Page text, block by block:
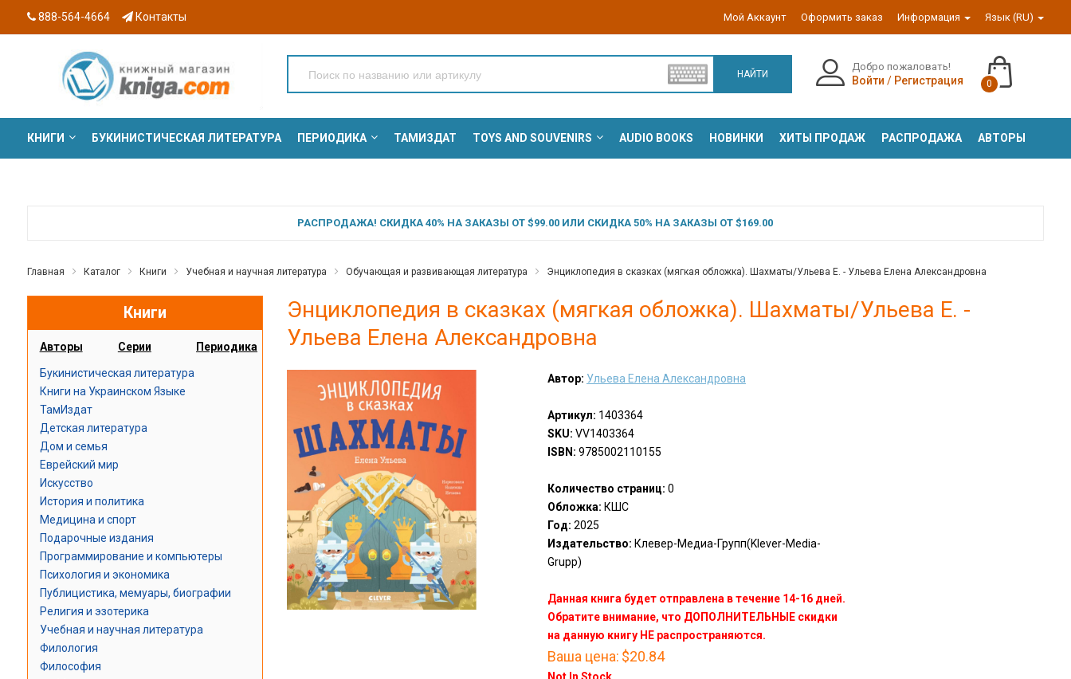
888-564-4664 Контакты Мой Аккаунт Оформить заказ Информация Язык (RU)
НАЙТИ
Добро пожаловать!
Войти / Регистрация 0
КНИГИ БУКИНИСТИЧЕСКАЯ ЛИТЕРАТУРА ПЕРИОДИКА ТАМИЗДАТ TOYS AND SOUVENIRS AUDIO BOOKS НОВИНКИ ХИТЫ ПРОДАЖ РАСПРОДАЖА АВТОРЫ
РАСПРОДАЖА! СКИДКА 40% НА ЗАКАЗЫ ОТ $99.00 ИЛИ СКИДКА 50% НА ЗАКАЗЫ ОТ $169.00
Главная Каталог Книги Учебная и научная литература Обучающая и развивающая литература Энциклопедия в сказках (мягкая обложка). Шахматы/Ульева Е. - Ульева Елена Александровна
Книги
Авторы Серии Периодика
Букинистическая литература
Книги на Украинском Языке
ТамИздат
Детская литература
Дом и семья
Еврейский мир
Искусство
История и политика
Медицина и спорт
Подарочные издания
Программирование и компьютеры
Психология и экономика
Публицистика, мемуары, биографии
Религия и эзотерика
Учебная и научная литература
Филология
Философия
Энциклопедия в сказках (мягкая обложка). Шахматы/Ульева Е. -
Ульева Елена Александровна
Автор: Ульева Елена Александровна
Артикул: 1403364
SKU: VV1403364
ISBN: 9785002110155
Количество страниц: 0
Обложка: КШС
Год: 2025
Издательство: Клевер-Медиа-Групп(Klever-Media-
Grupp)
Данная книга будет отправлена в течение 14-16 дней.
Обратите внимание, что ДОПОЛНИТЕЛЬНЫЕ скидки
на данную книгу НЕ распространяются.
Ваша цена: $20.84